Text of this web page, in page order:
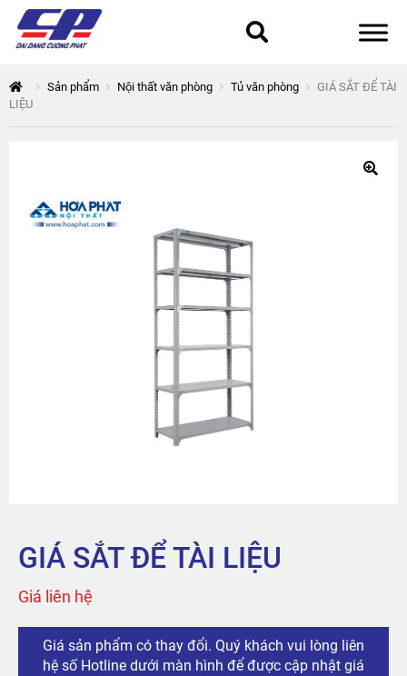
Chính sách bảo mật
Thanh toán
Đỉnh Phú
Sản phẩm Nội thất văn phòng Tủ văn phòng
GIÁ SẮT ĐỂ TÀI
LIỆU
GIÁ SẮT ĐỂ TÀI LIỆU
Giá liên hệ
Giá sản phẩm có thay đổi. Quý khách vui lòng liên
hệ số Hotline dưới màn hình để được cập nhật giá